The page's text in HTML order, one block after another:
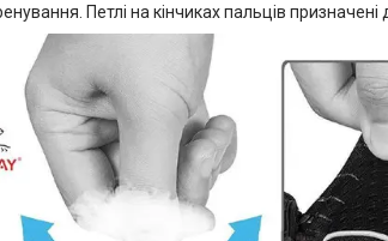
Петлі на кінчиках пальців призначені